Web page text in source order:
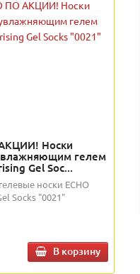
Носки
гелем
Gel Soc...
носки ECHO
Socks "0021"
В корзину